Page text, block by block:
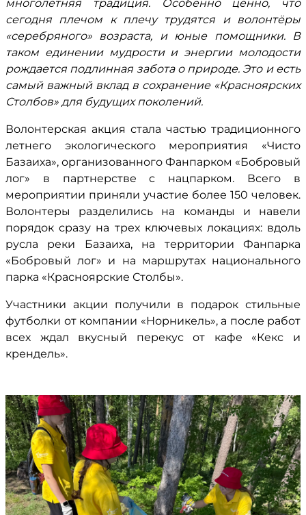
многолетняя традиция. Особенно ценно, что
сегодня плечом к плечу трудятся и волонтёры
«серебряного» возраста, и юные помощники. В
таком единении мудрости и энергии молодости
рождается подлинная забота о природе. Это и есть
самый важный вклад в сохранение «Красноярских
Столбов» для будущих поколений.
Волонтерская акция стала частью традиционного
летнего экологического мероприятия «Чисто
Базаиха», организованного Фанпарком «Бобровый
лог» в партнерстве с нацпарком. Всего в
мероприятии приняли участие более 150 человек.
Волонтеры разделились на команды и навели
порядок сразу на трех ключевых локациях: вдоль
русла реки Базаиха, на территории Фанпарка
«Бобровый лог» и на маршрутах национального
парка «Красноярские Столбы».
Участники акции получили в подарок стильные
футболки от компании «Норникель», а после работ
всех ждал вкусный перекус от кафе «Кекс и
крендель».